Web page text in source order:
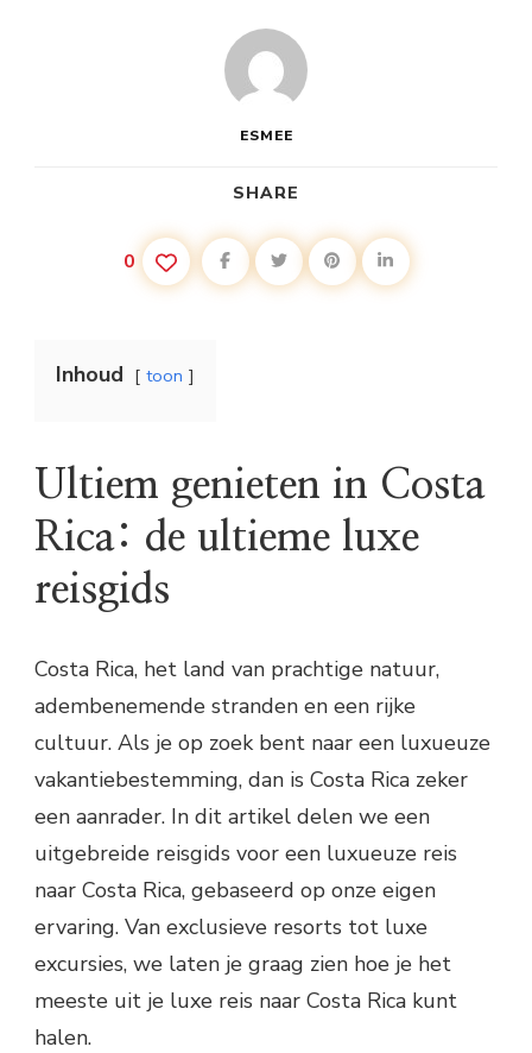
ESMEE
SHARE
0
Inhoud toon
Ultiem genieten in Costa
Rica: de ultieme luxe
reisgids
Costa Rica, het land van prachtige natuur,
adembenemende stranden en een rijke
cultuur. Als je op zoek bent naar een luxueuze
vakantiebestemming, dan is Costa Rica zeker
een aanrader. In dit artikel delen we een
uitgebreide reisgids voor een luxueuze reis
naar Costa Rica, gebaseerd op onze eigen
ervaring. Van exclusieve resorts tot luxe
excursies, we laten je graag zien hoe je het
meeste uit je luxe reis naar Costa Rica kunt
halen.